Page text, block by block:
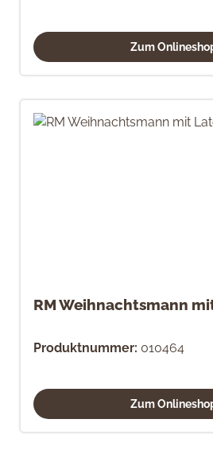
Zum
RM Weihnachtsmann
Produktnummer: 010464
Zum